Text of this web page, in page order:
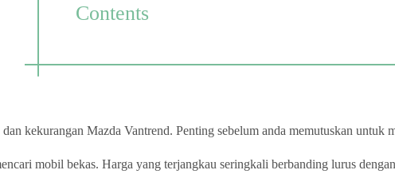
Contents
kekurangan Mazda Vantrend. Penting sebelum anda memutuskan untuk
mobil bekas. Harga yang terjangkau seringkali berbanding lurus